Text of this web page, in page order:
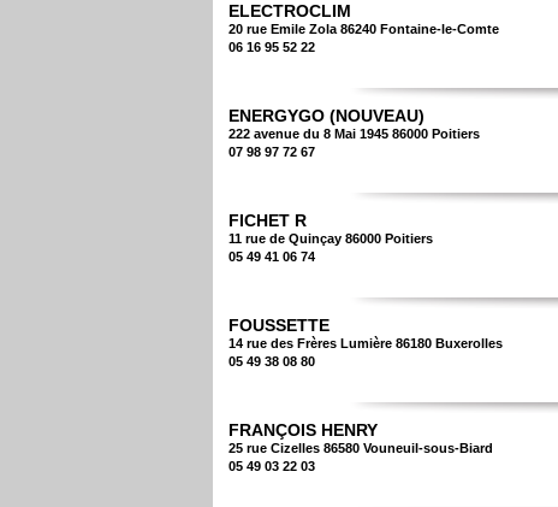
ELECTROCLIM
20 rue Emile Zola 86240 Fontaine-le-Comte
06 16 95 52 22
ENERGYGO (NOUVEAU)
222 avenue du 8 Mai 1945 86000 Poitiers
07 98 97 72 67
FICHET R
11 rue de Quinçay 86000 Poitiers
05 49 41 06 74
FOUSSETTE
14 rue des Frères Lumière 86180 Buxerolles
05 49 38 08 80
FRANÇOIS HENRY
25 rue Cizelles 86580 Vouneuil-sous-Biard
05 49 03 22 03